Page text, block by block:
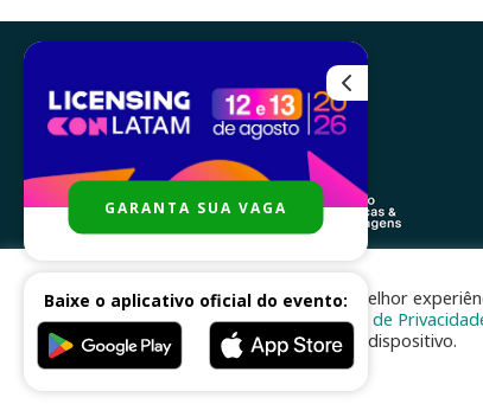
Para melhor
Política de
no seu dispositivo.
GARANTA SUA VAGA
Baixe o aplicativo oficial do evento: